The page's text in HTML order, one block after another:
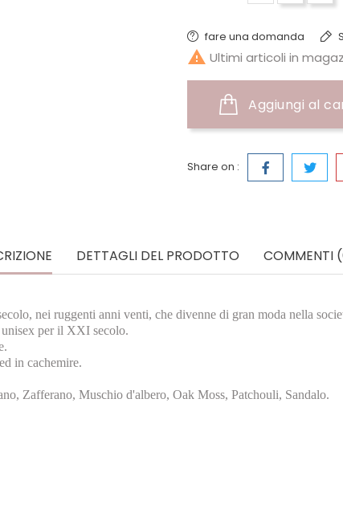
fare una domanda
 Ultimi articoli in
Aggiungi al
Share on :
DETTAGLI DEL PRODOTTO COMMENTI
nei ruggenti anni venti, che divenne di gran moda nella
unisex per il XXI secolo.
in cachemire.
Zafferano, Muschio d'albero, Oak Moss, Patchouli, Sandalo.